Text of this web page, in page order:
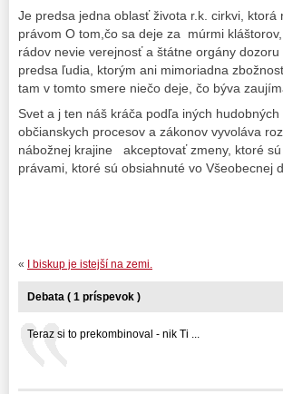
Je predsa jedna oblasť života r.k. cirkvi,
právom O tom,čo sa deje za múrmi
rádov nevie verejnosť a štátne orgány
predsa ľudia, ktorým ani mimoriadna
tam v tomto smere niečo deje, čo býva
Svet a j ten náš kráča podľa iných
občianskych procesov a zákonov vyvoláva
nábožnej krajine akceptovať zmeny, ktoré
právami, ktoré sú obsiahnuté vo Všeobecnej
« I biskup je istejší na zemi.
Debata ( 1 príspevok )
Teraz si to prekombinoval - nik Ti ...